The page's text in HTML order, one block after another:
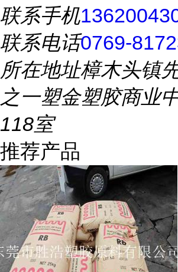
联系手机
联系电话0769-
所在地址樟木头镇
之一塑金塑胶商业
118室
推荐产品